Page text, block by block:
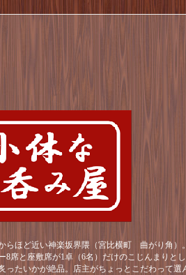
らほど近い神楽坂界隈（宮比横町 曲がり角）
8席と座敷席が1卓（6名）だけのこじんまりと
ったいかが絶品。店主がちょっとこだわって